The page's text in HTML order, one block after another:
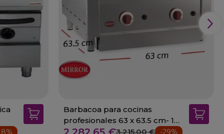
Barbacoa para cocinas
profesionales 63 x 63.5 cm- 18
KW.
3.215,00 € -29%